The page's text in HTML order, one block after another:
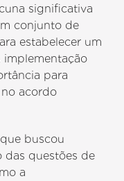
significativa
conjunto de
estabelecer um
implementação
para
acordo
buscou
das questões de
a